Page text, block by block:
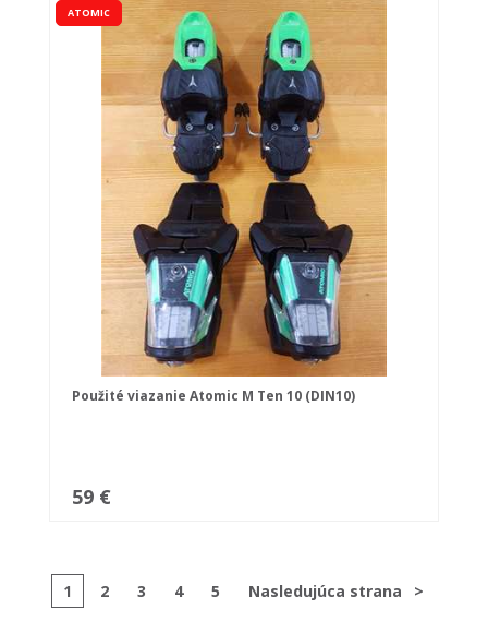
ATOMIC
Použité viazanie Atomic M Ten 10 (DIN10)
59 €
1 2 3 4 5 Nasledujúca strana >